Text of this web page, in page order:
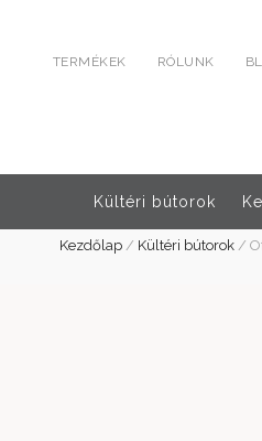
TERMÉKEK RÓLUNK
Kültéri bútorok
Kezdőlap/ Kültéri bútorok/